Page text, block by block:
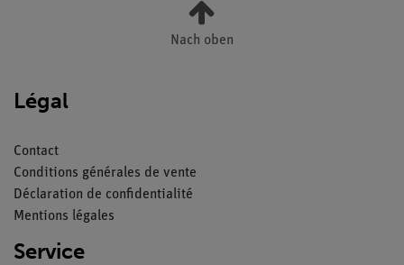
Nach oben
Légal
Contact
Conditions générales de vente
Déclaration de confidentialité
Mentions légales
Service